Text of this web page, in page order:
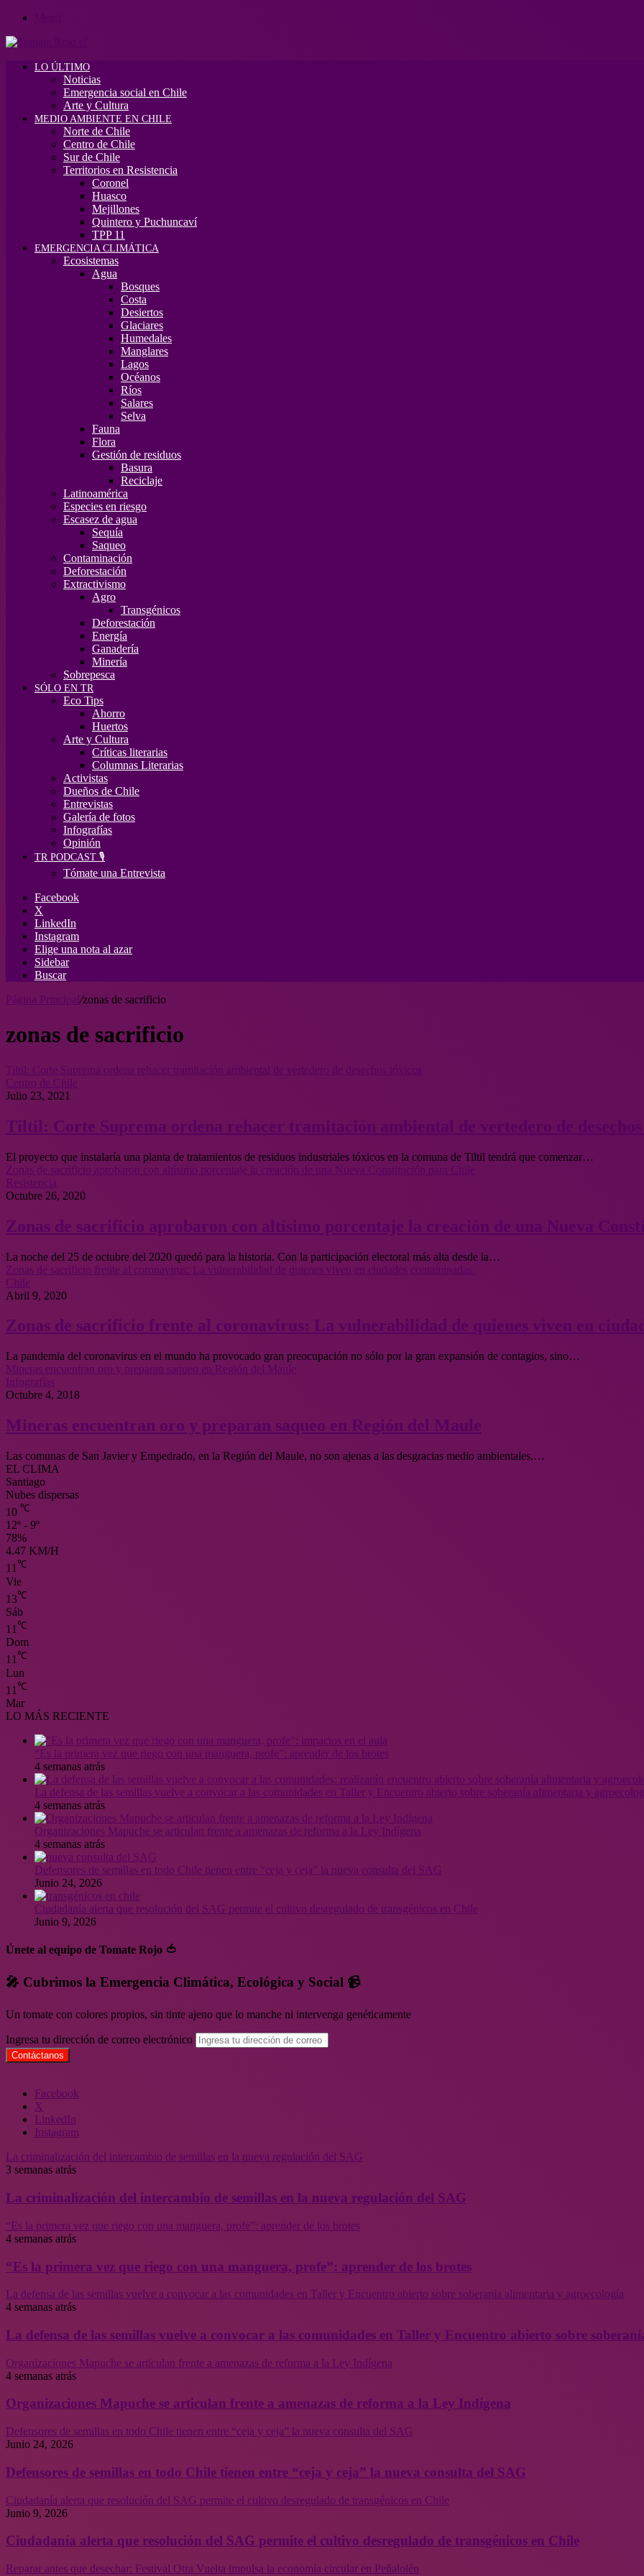
LO ÚLTIMO
Noticias
Emergencia social en Chile
Arte y Cultura
MEDIO AMBIENTE EN CHILE
Norte de Chile
Centro de Chile
Sur de Chile
Territorios en Resistencia
Coronel
Huasco
Mejillones
Quintero y Puchuncaví
TPP 11
EMERGENCIA CLIMÁTICA
Ecosistemas
Agua
Bosques
Costa
Desiertos
Glaciares
Humedales
Manglares
Lagos
Océanos
Ríos
Salares
Selva
Fauna
Flora
Gestión de residuos
Basura
Reciclaje
Latinoamérica
Especies en riesgo
Escasez de agua
Sequía
Saqueo
Contaminación
Deforestación
Extractivismo
Agro
Transgénicos
Deforestación
Energía
Ganadería
Minería
Sobrepesca
SÓLO EN TR
Eco Tips
Ahorro
Huertos
Arte y Cultura
Críticas literarias
Columnas Literarias
Activistas
Dueños de Chile
Entrevistas
Galería de fotos
Infografías
Opinión
TR PODCAST 🎙️
Tómate una Entrevista
Facebook
X
LinkedIn
Instagram
Elige una nota al azar
Sidebar
Buscar
/zonas de sacrificio
zonas de sacrificio
Julio 23, 2021
Tiltil: Corte Suprema ordena rehacer tramitación ambiental de vertedero de
El proyecto que instalaría una planta de tratamientos de residuos industriales tóxicos en la comuna de Tiltil tendrá que comenzar…
Zonas de sacrificio aprobaron con altísimo porcentaje la creación de una Nueva Constitución para Chile
Octubre 26, 2020
Zonas de sacrificio aprobaron con altísimo porcentaje la creación de una Nueva
La noche del 25 de octubre del 2020 quedó para la historia. Con la participación electoral más alta desde la…
Zonas de sacrificio frente al coronavirus: La vulnerabilidad de quienes viven en ciudades contaminadas
Chile
Abril 9, 2020
Zonas de sacrificio frente al coronavirus: La vulnerabilidad de quienes viven en
La pandemia del coronavirus en el mundo ha provocado gran preocupación no sólo por la gran expansión de contagios, sino…
Mineras encuentran oro y preparan saqueo en Región del Maule
Infografías
Octubre 4, 2018
Mineras encuentran oro y preparan saqueo en Región del Maule
Las comunas de San Javier y Empedrado, en la Región del Maule, no son ajenas a las desgracias medio ambientales.…
EL CLIMA
Santiago
Nubes dispersas
10 ℃
12º - 9º
78%
4.47 KM/H
11℃
Vie
13℃
Sáb
11℃
Dom
11℃
Lun
11 ℃
Mar
LO MÁS RECIENTE
“Es la primera vez que riego con una manguera, profe”: aprender de los brotes
4 semanas atrás
La defensa de las semillas vuelve a convocar a las comunidades en Taller y Encuentro abierto sobre soberanía alimentaria y
4 semanas atrás
Organizaciones Mapuche se articulan frente a amenazas de reforma a la Ley Indígena
4 semanas atrás
Defensores de semillas en todo Chile tienen entre “ceja y ceja” la nueva consulta del SAG
Junio 24, 2026
Ciudadanía alerta que resolución del SAG permite el cultivo desregulado de transgénicos en Chile
Junio 9, 2026
Únete al equipo de Tomate Rojo 🍅
🎤 Cubrimos la Emergencia Climática, Ecológica y Social 📹
Un tomate con colores propios, sin tinte ajeno que lo manche ni intervenga genéticamente
Ingresa tu dirección de correo electrónico
Facebook
X
LinkedIn
Instagram
La criminalización del intercambio de semillas en la nueva regulación del SAG
3 semanas atrás
La criminalización del intercambio de semillas en la nueva regulación del SAG
“Es la primera vez que riego con una manguera, profe”: aprender de los brotes
4 semanas atrás
“Es la primera vez que riego con una manguera, profe”: aprender de los brotes
La defensa de las semillas vuelve a convocar a las comunidades en Taller y Encuentro abierto sobre soberanía alimentaria y agroecología
4 semanas atrás
La defensa de las semillas vuelve a convocar a las comunidades en Taller y Encuentro abierto sobre
Organizaciones Mapuche se articulan frente a amenazas de reforma a la Ley Indígena
4 semanas atrás
Organizaciones Mapuche se articulan frente a amenazas de reforma a la Ley Indígena
Defensores de semillas en todo Chile tienen entre “ceja y ceja” la nueva consulta del SAG
Junio 24, 2026
Defensores de semillas en todo Chile tienen entre “ceja y ceja” la nueva consulta del SAG
Ciudadanía alerta que resolución del SAG permite el cultivo desregulado de transgénicos en Chile
Junio 9, 2026
Ciudadanía alerta que resolución del SAG permite el cultivo desregulado de transgénicos en Chile
Reparar antes que desechar: Festival Otra Vuelta impulsa la economía circular en Peñalolén